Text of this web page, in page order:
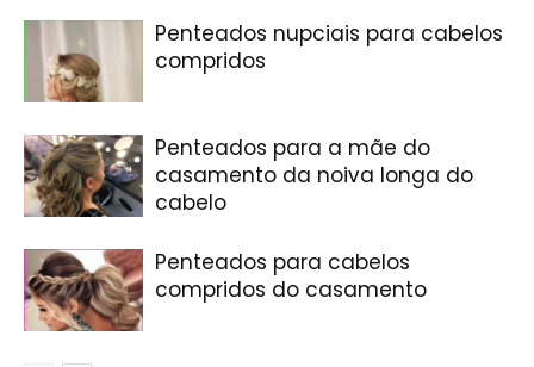
Penteados nupciais para cabelos
compridos
Penteados para a mãe do
casamento da noiva longa do
cabelo
Penteados para cabelos
compridos do casamento